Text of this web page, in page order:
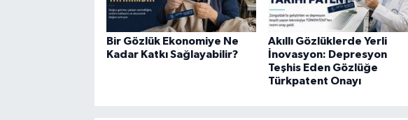
Bir Gözlük Ekonomiye Ne
Kadar Katkı Sağlayabilir?
Akıllı Gözlüklerde Yerli
İnovasyon: Depresyon
Teşhis Eden Gözlüğe
Türkpatent Onayı